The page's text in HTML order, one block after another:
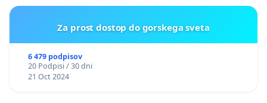
Za prost dostop do gorskega sveta
6 479 podpisov
20 Podpisi / 30 dni
21 Oct 2024